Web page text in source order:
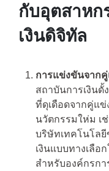
กับอุตสาหก
เงินดิจิทัล
การแข่งขันจาก
สถาบันการเงิน
ที่ดุเดือดจากคู่แข่
นวัตกรรมให่ม เ
บริษัทเทคโนโล
เงินแบบทางเลือ
สำหรับองค์กรกา